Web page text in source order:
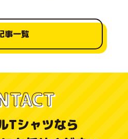
事一覧
Tシャツなら